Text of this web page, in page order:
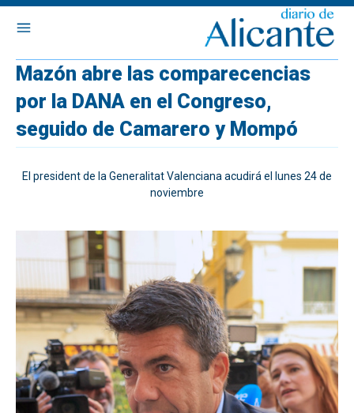
Mazón abre las comparecencias
por la DANA en el Congreso,
seguido de Camarero y Mompó
El president de la Generalitat Valenciana acudirá el lunes 24 de
noviembre